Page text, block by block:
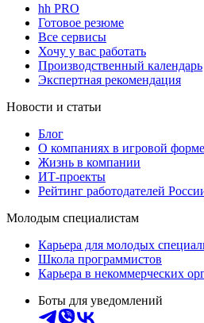
hh PRO
Готовое резюме
Все сервисы
Хочу у вас работать
Производственный календарь
Экспертная рекомендация
Новости и статьи
Блог
О компаниях в игровой форме
Жизнь в компании
ИТ-проекты
Рейтинг работодателей
Молодым специалистам
Карьера для молодых
Школа программистов
Карьера в некоммерческих
Боты для уведомлений